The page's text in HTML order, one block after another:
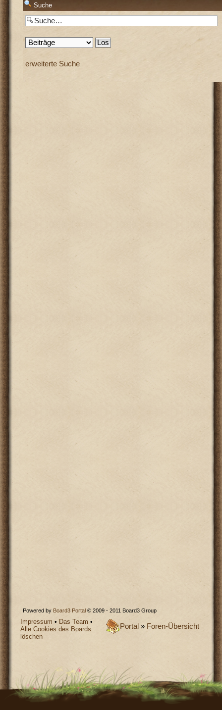
Suche
erweiterte Suche
Powered by Board3 Portal © 2009 - 2011 Board3 Group
Portal » Foren-Übersicht
Impressum • Das Team •
Alle Cookies des Boards
löschen